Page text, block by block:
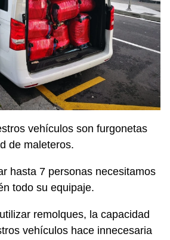
vehículos son furgonetas
de maleteros.
hasta 7 personas necesitamos
todo su equipaje.
remolques, la capacidad
vehículos hace innecesaria